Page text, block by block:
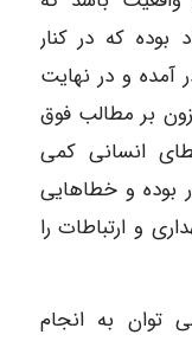
بوده که در کنار
و در نهایت
بر مطالب فوق
انسانی کمی
بوده و خطاهایی
و ارتباطات را
توان به انجام